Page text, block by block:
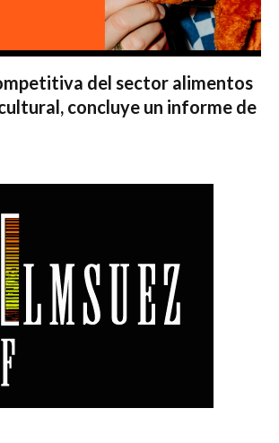
del sector alimentos
concluye un informe de